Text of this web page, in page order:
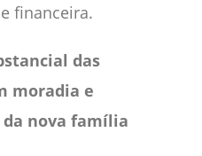
financeira.
das
moradia e
nova família